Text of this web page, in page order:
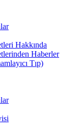
Hakkında
Haberler
Tıp)